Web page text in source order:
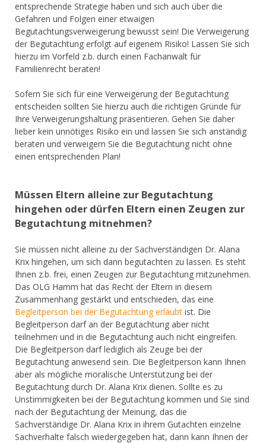
entsprechende Strategie haben und sich auch über die
Gefahren und Folgen einer etwaigen
Begutachtungsverweigerung bewusst sein! Die Verweigerung
der Begutachtung erfolgt auf eigenem Risiko! Lassen Sie sich
hierzu im Vorfeld z.b. durch einen Fachanwalt für
Familienrecht beraten!
Sofern Sie sich für eine Verweigerung der Begutachtung
entscheiden sollten Sie hierzu auch die richtigen Gründe für
Ihre Verweigerungshaltung präsentieren. Gehen Sie daher
lieber kein unnötiges Risiko ein und lassen Sie sich anständig
beraten und verweigern Sie die Begutachtung nicht ohne
einen entsprechenden Plan!
Müssen Eltern alleine zur Begutachtung
hingehen oder dürfen Eltern einen Zeugen zur
Begutachtung mitnehmen?
Sie müssen nicht alleine zu der Sachverständigen Dr. Alana
Krix hingehen, um sich dann begutachten zu lassen. Es steht
Ihnen z.b. frei, einen Zeugen zur Begutachtung mitzunehmen.
Das OLG Hamm hat das Recht der Eltern in diesem
Zusammenhang gestärkt und entschieden, das eine
Begleitperson bei der Begutachtung erlaubt ist. Die
Begleitperson darf an der Begutachtung aber nicht
teilnehmen und in die Begutachtung auch nicht eingreifen.
Die Begleitperson darf lediglich als Zeuge bei der
Begutachtung anwesend sein. Die Begleitperson kann Ihnen
aber als mögliche moralische Unterstützung bei der
Begutachtung durch Dr. Alana Krix dienen. Sollte es zu
Unstimmigkeiten bei der Begutachtung kommen und Sie sind
nach der Begutachtung der Meinung, das die
Sachverständige Dr. Alana Krix in ihrem Gutachten einzelne
Sachverhalte falsch wiedergegeben hat, dann kann Ihnen der